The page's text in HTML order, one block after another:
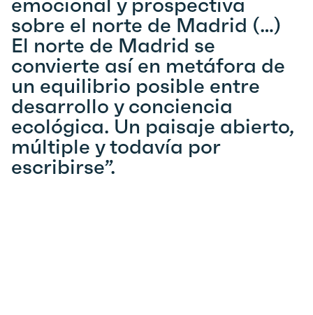
sobre el norte de Madrid (…)
El norte de Madrid se
convierte así en metáfora de
un equilibrio posible entre
desarrollo y conciencia
ecológica. Un paisaje abierto,
múltiple y todavía por
escribirse”.